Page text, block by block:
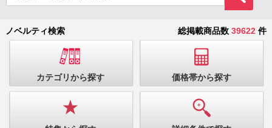
ノベルティ検索 総掲載商品数39622件
カテゴリから探す 価格帯から探す